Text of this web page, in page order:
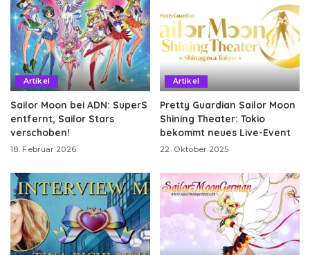
Artikel
Sailor Moon bei ADN: SuperS
entfernt, Sailor Stars
verschoben!
18. Februar 2026
Artikel
Pretty Guardian Sailor Moon
Shining Theater: Tokio
bekommt neues Live-Event
22. Oktober 2025